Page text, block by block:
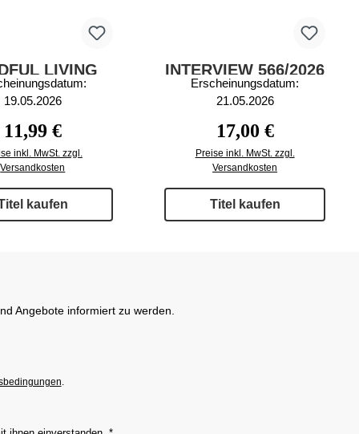
LIVING
2/2026
19.05.2026
Regulärer Preis:
11,99 €
inkl. MwSt. zzgl.
Versandkosten
kaufen
INTERVIEW 566/2026
Erscheinungsdatum:
21.05.2026
Regulärer Preis:
17,00 €
Preise inkl. MwSt. zzgl.
Versandkosten
Titel kaufen
Angebote informiert zu werden.